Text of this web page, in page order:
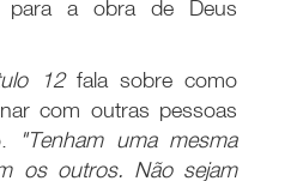
para a obra de Deus
12fala sobre como
com outras pessoas
"Tenham uma mesma
os outros. Não sejam